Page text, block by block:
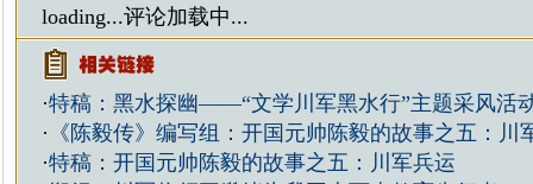
loading...评论加载中...
·特稿：黑水探幽——“文学川军黑水行”主题采风活
· 《陈毅传》编写组：开国元帅陈毅的故事之五：川
·特稿：开国元帅陈毅的故事之五：川军兵运